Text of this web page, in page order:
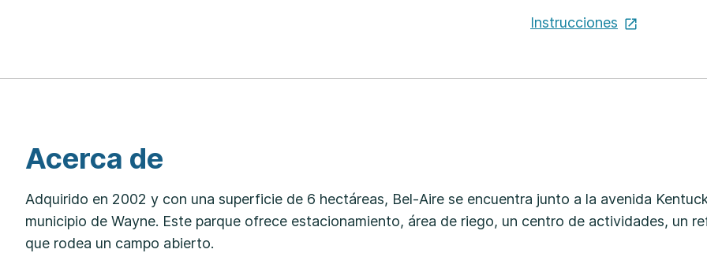
Instrucciones
Acerca de
Adquirido en 2002 y con una superficie de 6 hectáreas, Bel-Aire se encuentra junto a la avenida
municipio de Wayne. Este parque ofrece estacionamiento, área de riego, un centro de actividades, un
que rodea un campo abierto.